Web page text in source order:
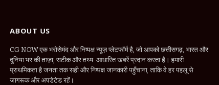
ABOUT US
CG NOW एक भरोसेमंद और निष्पक्ष न्यूज़ प्लेटफॉर्म है, जो आपको छत्तीसगढ़, भारत और
दुनिया भर की ताज़ा, सटीक और तथ्य-आधारित खबरें प्रदान करता है। हमारी
प्राथमिकता है जनता तक सही और निष्पक्ष जानकारी पहुँचाना, ताकि वे हर पहलू से
जागरूक और अपडेटेड रहें।